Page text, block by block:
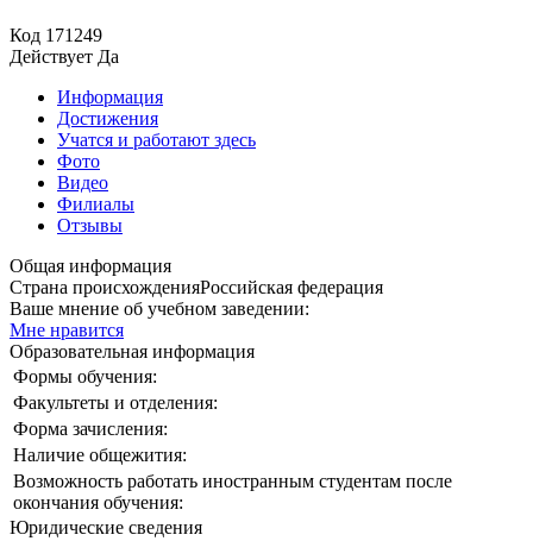
Код 171249
Действует Да
Информация
Достижения
Учатся и работают здесь
Фото
Видео
Филиалы
Отзывы
Общая информация
Страна происхожденияРоссийская федерация
Ваше мнение об учебном заведении:
Мне нравится
Образовательная информация
Формы обучения:
Факультеты и отделения:
Форма зачисления:
Наличие общежития:
Возможность работать иностранным студентам после
окончания обучения:
Юридические сведения